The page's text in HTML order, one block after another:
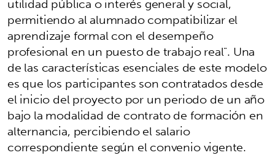
permitiendo al alumnado compatibilizar el
aprendizaje formal con el desempeño
profesional en un puesto de trabajo real". Una
de las características esenciales de este modelo
es que los participantes son contratados desde
el inicio del proyecto por un periodo de un año
bajo la modalidad de contrato de formación en
alternancia, percibiendo el salario
correspondiente según el convenio vigente.